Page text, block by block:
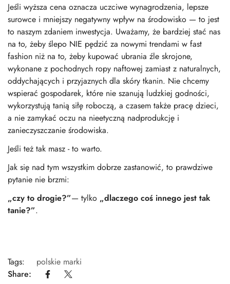
Jeśli wyższa cena oznacza uczciwe wynagrodzenia, lepsze
surowce i mniejszy negatywny wpływ na środowisko — to jest
to naszym zdaniem inwestycja. Uważamy, że bardziej stać nas
na to, żeby ślepo NIE pędzić za nowymi trendami w fast
fashion niż na to, żeby kupować ubrania źle skrojone,
wykonane z pochodnych ropy naftowej zamiast z naturalnych,
oddychających i przyjaznych dla skóry tkanin. Nie chcemy
wspierać gospodarek, które nie szanują ludzkiej godności,
wykorzystują tanią siłę roboczą, a czasem także pracę dzieci,
a nie zamykać oczu na nieetyczną nadprodukcję i
zanieczyszczanie środowiska.
Jeśli też tak masz - to warto.
Jak się nad tym wszystkim dobrze zastanowić, to prawdziwe
pytanie nie brzmi:
„czy to drogie?”— tylko „dlaczego coś innego jest tak
tanie?”.
Tags:
polskie marki
Share: